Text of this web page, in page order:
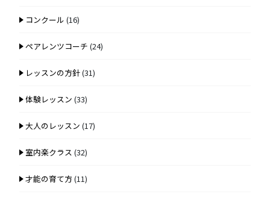
コンクール (16)
ペアレンツコーチ (24)
レッスンの方針(31)
体験レッスン (33)
大人のレッスン (17)
室内楽クラス (32)
才能の育て方 (11)